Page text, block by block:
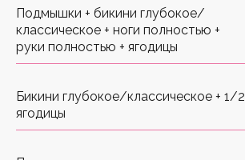
Подмышки + бикини глубокое/
классическое + ноги полностью +
руки полностью + ягодицы
Бикини глубокое/классическое + 1/2
ягодицы